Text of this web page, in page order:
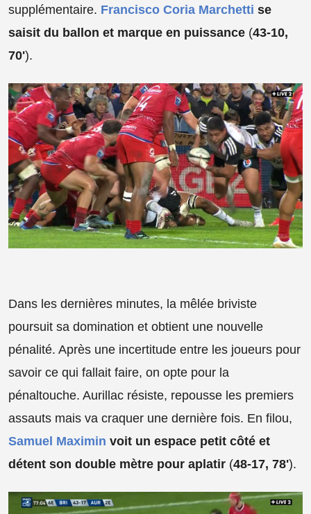
supplémentaire. Francisco Coria Marchetti se
saisit du ballon et marque en puissance (43-10,
70').
Dans les dernières minutes, la mêlée briviste
poursuit sa domination et obtient une nouvelle
pénalité. Après une incertitude entre les joueurs pour
savoir ce qui fallait faire, on opte pour la
pénaltouche. Aurillac résiste, repousse les premiers
assauts mais va craquer une dernière fois. En filou,
Samuel Maximin voit un espace petit côté et
détent son double mètre pour aplatir (48-17, 78').